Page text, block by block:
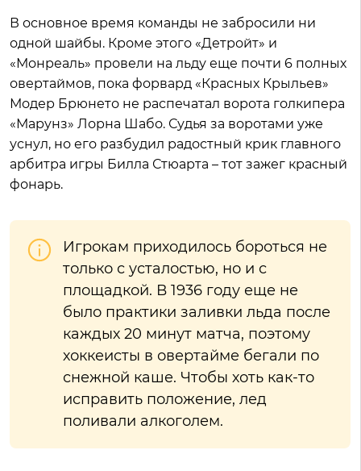
В основное время команды не забросили ни
одной шайбы. Кроме этого «Детройт» и
«Монреаль» провели на льду еще почти 6 полных
овертаймов, пока форвард «Красных Крыльев»
Модер Брюнето не распечатал ворота голкипера
«Марунз» Лорна Шабо. Судья за воротами уже
уснул, но его разбудил радостный крик главного
арбитра игры Билла Стюарта – тот зажег красный
фонарь.
Игрокам приходилось бороться не
только с усталостью, но и с
площадкой. В 1936 году еще не
было практики заливки льда после
каждых 20 минут матча, поэтому
хоккеисты в овертайме бегали по
снежной каше. Чтобы хоть как-то
исправить положение, лед
поливали алкоголем.